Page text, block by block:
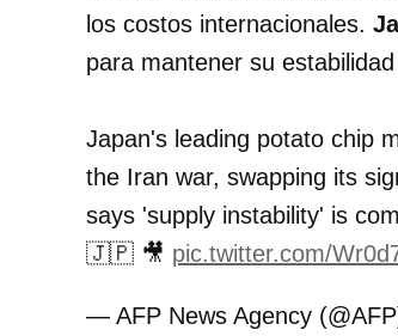
los costos internacionales.
para mantener su
Japan's leading potato chip
the Iran war, swapping its
says 'supply instability' is
🇯🇵 🎥 pic.twitter.com/
— AFP News Agency